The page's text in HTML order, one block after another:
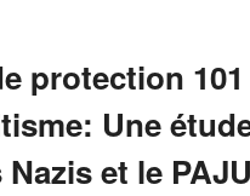
protection
Une
et le PAJU